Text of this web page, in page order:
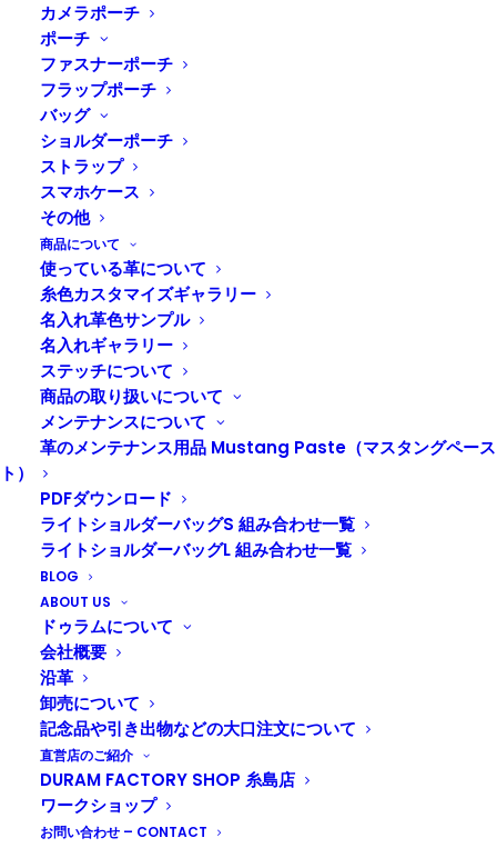
カメラポーチ
ポーチ
ファスナーポーチ
フラップポーチ
バッグ
ショルダーポーチ
ストラップ
スマホケース
その他
商品について
使っている革について
糸色カスタマイズギャラリー
名入れ革色サンプル
名入れギャラリー
ステッチについて
商品の取り扱いについて
メンテナンスについて
革のメンテナンス用品 Mustang Paste（マスタングペース
ト）
PDFダウンロード
ライトショルダーバッグS 組み合わせ一覧
ライトショルダーバッグL 組み合わせ一覧
BLOG
ABOUT US
ドゥラムについて
会社概要
沿革
卸売について
記念品や引き出物などの大口注文について
直営店のご紹介
DURAM FACTORY SHOP 糸島店
ワークショップ
お問い合わせ – CONTACT
父の日のキャンペーン始まりました。
6/21は父の日です。
そこで、Duram Online Shopにて父の日キャンペーンを
行います！
6/21まで、期間限定ラッピングと３商品限定で名入れ
を無料でご利用いただけます。
父の日期間限定の無料ラッピング。油紙に程よくシワを
入れた、ナチュラルな質感の渋い雰囲気のラッピングで